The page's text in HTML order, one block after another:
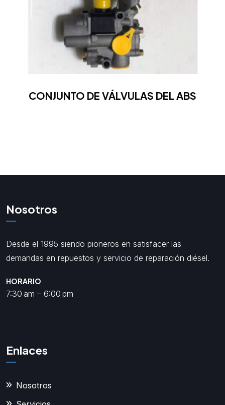
CONJUNTO DE VÁLVULAS DEL ABS
Nosotros
Desde el 1995 siendo pioneros en satisfacer las
demandas en repuestos y servicio de reparación diésel.
HORARIO
7:30 am – 6:00 pm
Enlaces
Nosotros